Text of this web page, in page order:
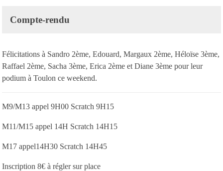
Compte-rendu
Félicitations à Sandro 2ème, Edouard, Margaux 2ème, Héloïse 3ème,
Raffael 2ème, Sacha 3ème, Erica 2ème et Diane 3ème pour leur
podium à Toulon ce weekend.
M9/M13 appel 9H00 Scratch 9H15
M11/M15 appel 14H Scratch 14H15
M17 appel14H30 Scratch 14H45
Inscription 8€ à régler sur place